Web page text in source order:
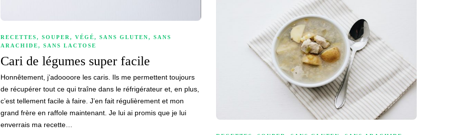
RECETTES, SOUPER , VÉGÉ, SANS GLUTEN, SANS
ARACHIDE, SANS LACTOSE
Cari de légumes super facile
Honnêtement, j’adoooore les caris. Ils me permettent toujours
de récupérer tout ce qui traîne dans le réfrigérateur et, en plus,
c’est tellement facile à faire. J’en fait régulièrement et mon
grand frère en raffole maintenant. Je lui ai promis que je lui
enverrais ma recette…